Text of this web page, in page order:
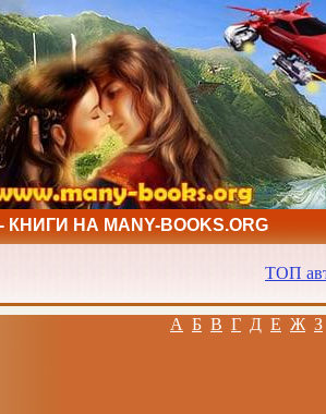
НА MANY-BOOKS.ORG
ТОП
А Б В Г Д Е Ж З